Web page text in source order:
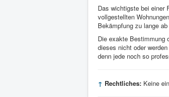
Das wichtigste bei einer
vollgestellten
Bekämpfung zu lange
Die exakte Bestimmung
dieses nicht oder
denn jede noch so
↑ Rechtliches: Keine